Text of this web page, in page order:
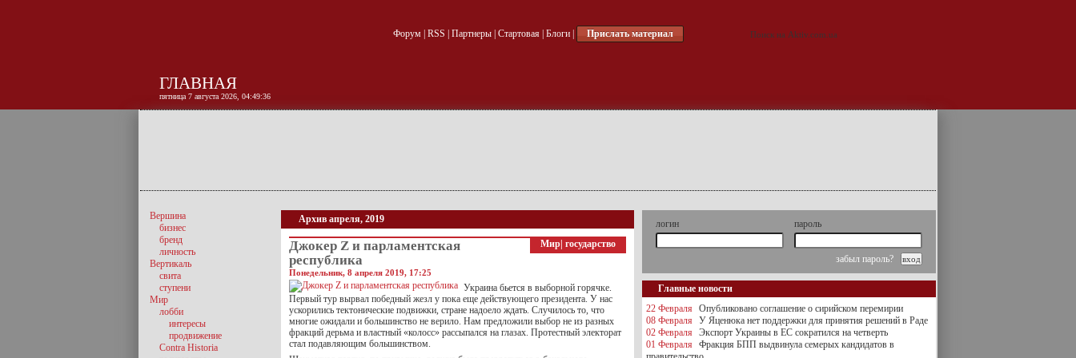
Форум| RSS Партнеры| Стартовая| Блоги| Прислать материал
ГЛАВНАЯ
пятница 7 августа 2026, 04:49:37
Архив апреля, 2019
Мир государство
Джокер Z и парламентская
республика
Понедельник, 8 апреля 2019, 17:25
Украина бьется в выборной горячке.
Первый тур вырвал победный жезл у пока еще действующего президента. У нас
ускорились тектонические подвижки, стране надоело ждать. Случилось то, что
многие ожидали и большинство не верило. Нам предложили выбор не из разных
фракций дерьма и властный «колосс» рассыпался на глазах. Протестный электорат
стал подавляющим большинством.
Вершина
бизнес
бренд
личность
Вертикаль
свита
ступени
Мир
лобби
интересы
продвижение
Contra Historia
логин пароль
забыл пароль?
Главные новости
22 Февраля
Опубликовано соглашение о сирийском перемирии
08 Февраля
У Яценюка нет поддержки для принятия решений в Раде
02 Февраля
Экспорт Украины в ЕС сократился на четверть
01 Февраля
Фракция БПП выдвинула семерых кандидатов в